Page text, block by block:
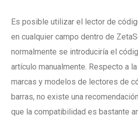
Es posible utilizar el lector de
en cualquier campo dentro de
normalmente se introduciría el
artículo manualmente. Respecto a
marcas y modelos de lectores de
barras, no existe una
que la compatibilidad es bastante